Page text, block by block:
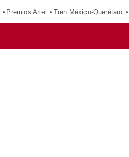
Premios Ariel Tren México-Querétaro